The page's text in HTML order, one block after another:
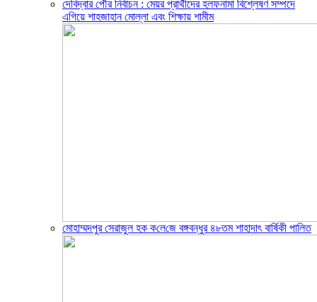
দেবিদ্বার পৌর নির্বাচন : মেয়র প্রার্থীদের হলফনামা বিশ্লেষণ সম্পদে
এগিয়ে শাহজাহান মোল্লা এবং শিক্ষায় শামীম
মোহাম্মদপুর সেরাজুল হক ক‌লে‌জে বঙ্গবন্ধুর ৪৮তম শাহাদাৎ বা‌র্ষিকী পা‌লিত